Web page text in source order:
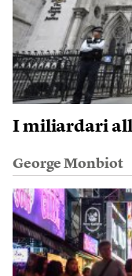
I miliardari
George Monbiot